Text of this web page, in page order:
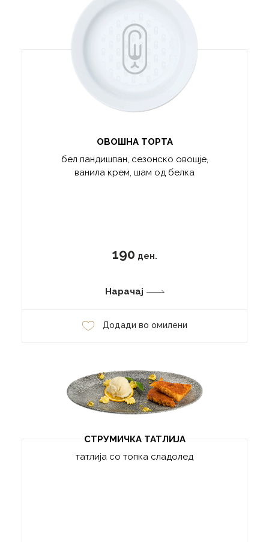
ОВОШНА ТОРТА
бел пандишпан, сезонско овошје,
ванила крем, шам од белка
190 ден.
Нарачај
Додади во омилени
СТРУМИЧКА ТАТЛИЈА
татлија со топка сладолед